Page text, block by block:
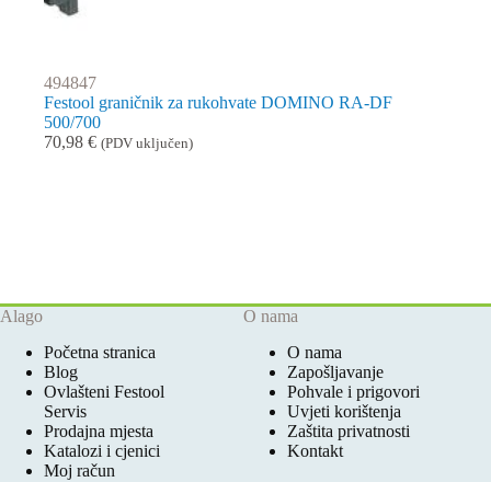
494847
Festool graničnik za rukohvate DOMINO RA-DF
500/700
70,98 € (PDV uključen)
Alago
Početna stranica
Blog
Ovlašteni Festool
Servis
Prodajna mjesta
Katalozi i cjenici
Moj račun
O nama
O nama
Zapošljavanje
Pohvale i prigovori
Uvjeti korištenja
Zaštita privatnosti
Kontakt